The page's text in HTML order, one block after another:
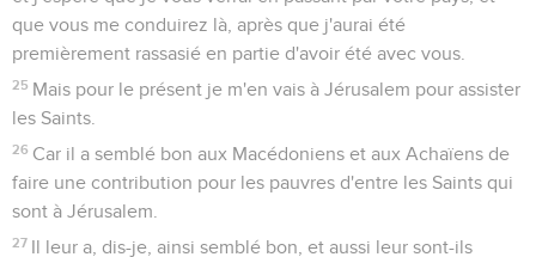
que vous me conduirez là, après que j'aurai été
premièrement rassasié en partie d'avoir été avec vous.
25 Mais pour le présent je m'en vais à Jérusalem pour assister
les Saints.
26 Car il a semblé bon aux Macédoniens et aux Achaïens de
faire une contribution pour les pauvres d'entre les Saints qui
sont à Jérusalem.
27 Il leur a, dis-je, ainsi semblé bon, et aussi leur sont-ils